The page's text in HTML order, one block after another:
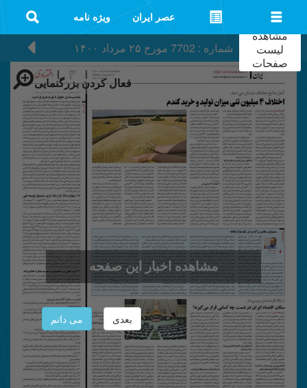
عصر ایران ویژه نامه
شماره : 7702 مورخ ۲۵ مرداد ۱۴۰۰
فعال کردن بزرگنمایی
مشاهده اخبار این صفحه
مشاهده
لیست
صفحات
بعدی می دانم